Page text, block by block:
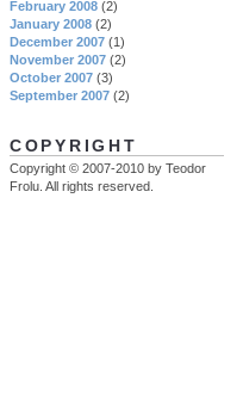
February 2008 (2)
January 2008 (2)
December 2007 (1)
November 2007 (2)
October 2007 (3)
September 2007 (2)
COPYRIGHT
Copyright © 2007-2010 by Teodor
Frolu. All rights reserved.